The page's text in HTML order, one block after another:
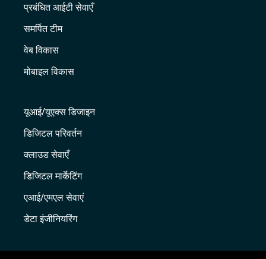
प्रबंधित आईटी सेवाएँ
समर्पित टीम
वेब विकास
मोबाइल विकास
यूआई/यूएक्स डिजाइन
डिजिटल परिवर्तन
क्लाउड सेवाएँ
डिजिटल मार्केटिंग
एआई/एमएल सेवाएं
डेटा इंजीनियरिंग